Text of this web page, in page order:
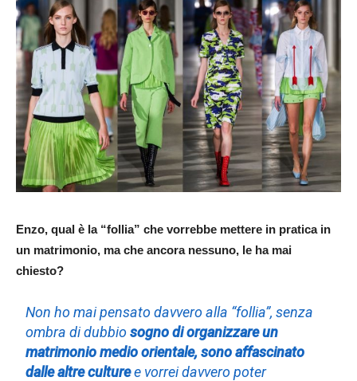
Enzo, qual è la “follia” che vorrebbe mettere in pratica in
un matrimonio, ma che ancora nessuno, le ha mai
chiesto?
Non ho mai pensato davvero alla “follia”, senza
ombra di dubbiosogno di organizzare un
matrimonio medio orientale, sono affascinato
dalle altre culturee vorrei davvero poter